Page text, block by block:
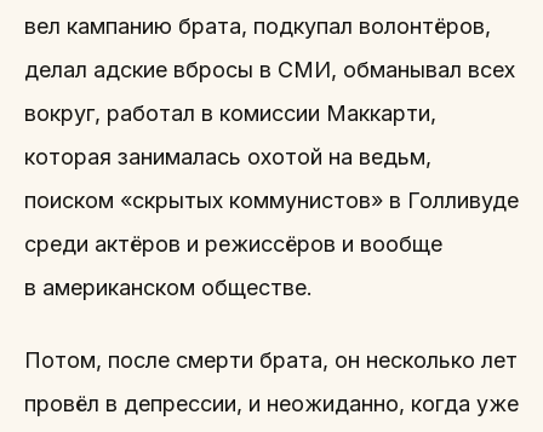
вел кампанию брата, подкупал волонтёров,
делал адские вбросы в СМИ, обманывал всех
вокруг, работал в комиссии Маккарти,
которая занималась охотой на ведьм,
поиском «скрытых коммунистов» в Голливуде
среди актёров и режиссёров и вообще
в американском обществе.
Потом, после смерти брата, он несколько лет
провёл в депрессии, и неожиданно, когда уже